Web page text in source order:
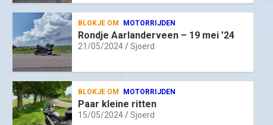
BLOKJE OM MOTORRIJDEN
Rondje Aarlanderveen – 19 mei ’24
21/05/2024 Sjoerd
BLOKJE OM MOTORRIJDEN
Paar kleine ritten
15/05/2024 Sjoerd